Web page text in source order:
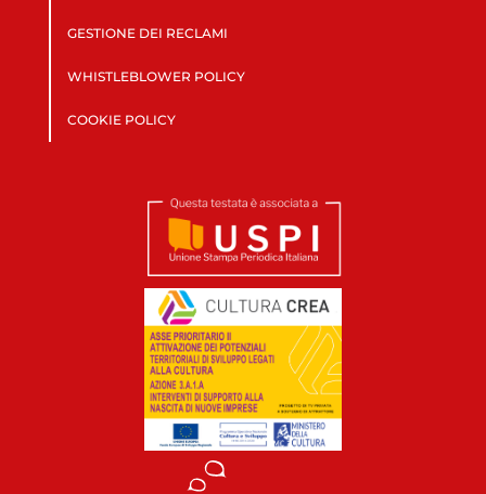
GESTIONE DEI RECLAMI
WHISTLEBLOWER POLICY
COOKIE POLICY